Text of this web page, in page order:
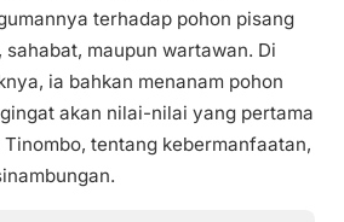
terhadap pohon pisang
maupun wartawan. Di
ia bahkan menanam pohon
akan nilai-nilai yang pertama
tentang kebermanfaatan,